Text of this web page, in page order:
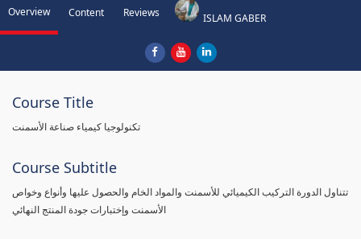
Overview Content Reviews ISLAM GABER
Course Title
تكنولوجيا كيمياء صناعة الأسمنت
Course Subtitle
تتناول الدورة التركيب الكيميائي للأسمنت والمواد الخام والحصول عليها وأنواع وخواص
الأسمنت وإختبارات جودة المنتج النهائي